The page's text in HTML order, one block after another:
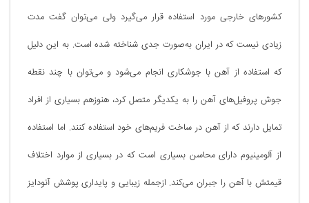
کشورهای خارجی مورد استفاده قرار می‌گیرد ولی می‌توان گفت مدت
زیادی نیست که در ایران به‌صورت جدی شناخته شده است. به این دلیل
که استفاده از آهن با جوشکاری انجام می‌شود و می‌توان با چند نقطه
جوش پروفیل‌های آهن را به یکدیگر متصل کرد، هنوزهم بسیاری از افراد
تمایل دارند که از آهن در ساخت فریم‌های خود استفاده کنند. اما استفاده
از آلومینیوم دارای محاسن بسیاری است که در بسیاری از موارد اختلاف
قیمتش با آهن را جبران می‌کند. ازجمله زیبایی و پایداری پوشش آنودایز